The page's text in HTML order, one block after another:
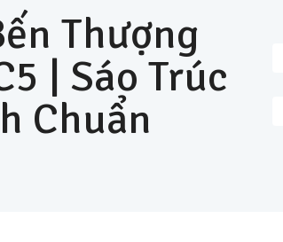
Thượng
| Sáo Trúc
Chuẩn